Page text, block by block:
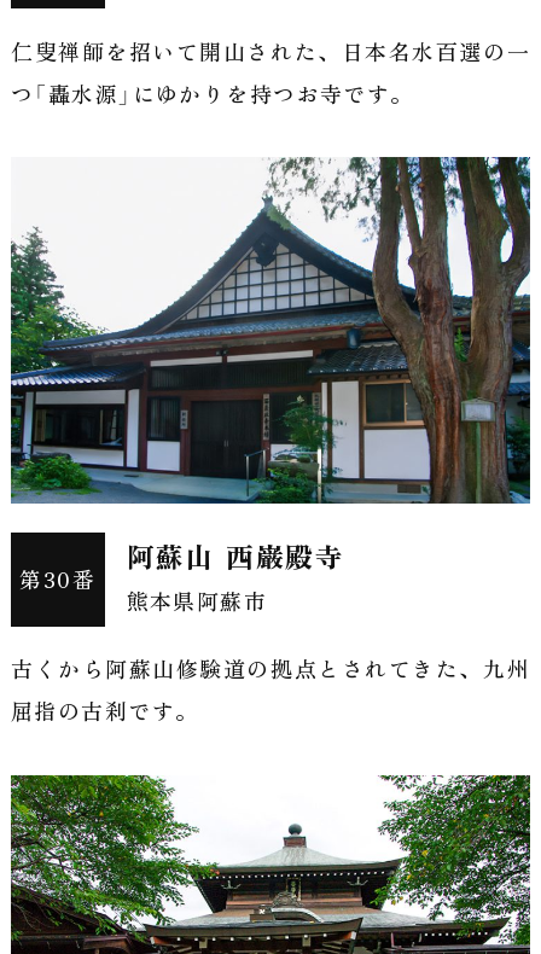
と
ご
縁
を
つ
な
ぐ
巡
礼
旅
仁叟禅師を招いて開山された、日本名水百選の一
つ「轟水源」にゆかりを持つお寺です。
第30番
阿蘇山 西巌殿寺
熊本県阿蘇市
古くから阿蘇山修験道の拠点とされてきた、九州
屈指の古刹です。